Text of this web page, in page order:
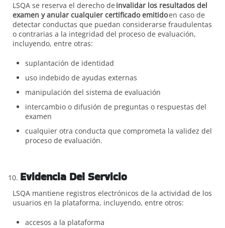
LSQA se reserva el derecho de invalidar los resultados del
examen y anular cualquier certificado emitidoen caso de
detectar conductas que puedan considerarse fraudulentas
o contrarias a la integridad del proceso de evaluación,
incluyendo, entre otras:
suplantación de identidad
uso indebido de ayudas externas
manipulación del sistema de evaluación
intercambio o difusión de preguntas o respuestas del
examen
cualquier otra conducta que comprometa la validez del
proceso de evaluación.
Evidencia Del Servicio
LSQA mantiene registros electrónicos de la actividad de los
usuarios en la plataforma, incluyendo, entre otros:
accesos a la plataforma